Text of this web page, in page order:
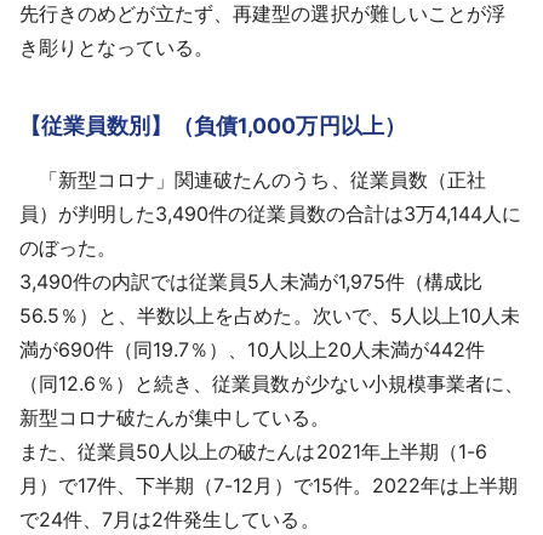
先行きのめどが立たず、再建型の選択が難しいことが浮
き彫りとなっている。
【従業員数別】（負債1,000万円以上）
「新型コロナ」関連破たんのうち、従業員数（正社
員）が判明した3,490件の従業員数の合計は3万4,144人に
のぼった。
3,490件の内訳では従業員5人未満が1,975件（構成比
56.5％）と、半数以上を占めた。次いで、5人以上10人未
満が690件（同19.7％）、10人以上20人未満が442件
（同12.6％）と続き、従業員数が少ない小規模事業者に、
新型コロナ破たんが集中している。
また、従業員50人以上の破たんは2021年上半期（1-6
月）で17件、下半期（7-12月）で15件。2022年は上半期
で24件、7月は2件発生している。